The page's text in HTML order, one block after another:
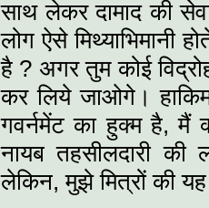
साथ लेकर दामाद की
लोग ऐसे मिथ्याभिमानी
है ? अगर तुम कोई
कर लिये जाओगे।
गवर्नमेंट का हुक्म है,
नायब तहसीलदारी
लेकिन, मुझे मित्रों की